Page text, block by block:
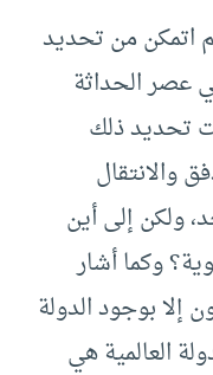
اتمكن من تحديد
عصر الحداثة
تحديد ذلك
والانتقال
ولكن إلى أين
وكما أشار
إلا بوجود الدولة
العالمية هي